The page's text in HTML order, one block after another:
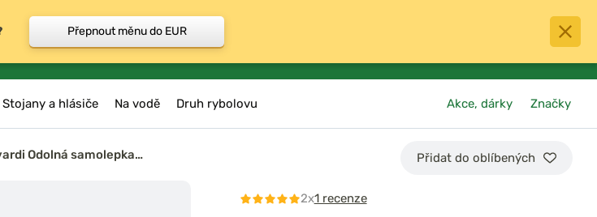
0
košík
Stojany a hlásiče Na vodě Druh rybolovu Akce, dárky Značky
Odolná samolepka… Přidat do oblíbených
2x1 recenze
Přepnout měnu do EUR